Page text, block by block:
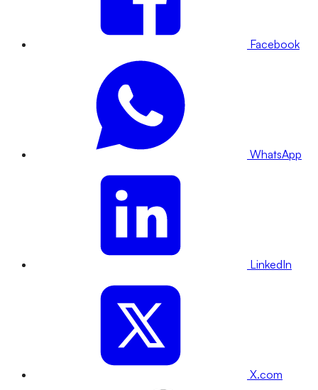
Facebook
WhatsApp
LinkedIn
X.com